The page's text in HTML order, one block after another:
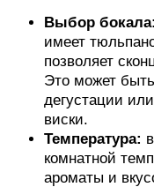
Выбор бокала:
имеет
позволяет
Это может
дегустации
виски.
Температура:
комнатной
ароматы и